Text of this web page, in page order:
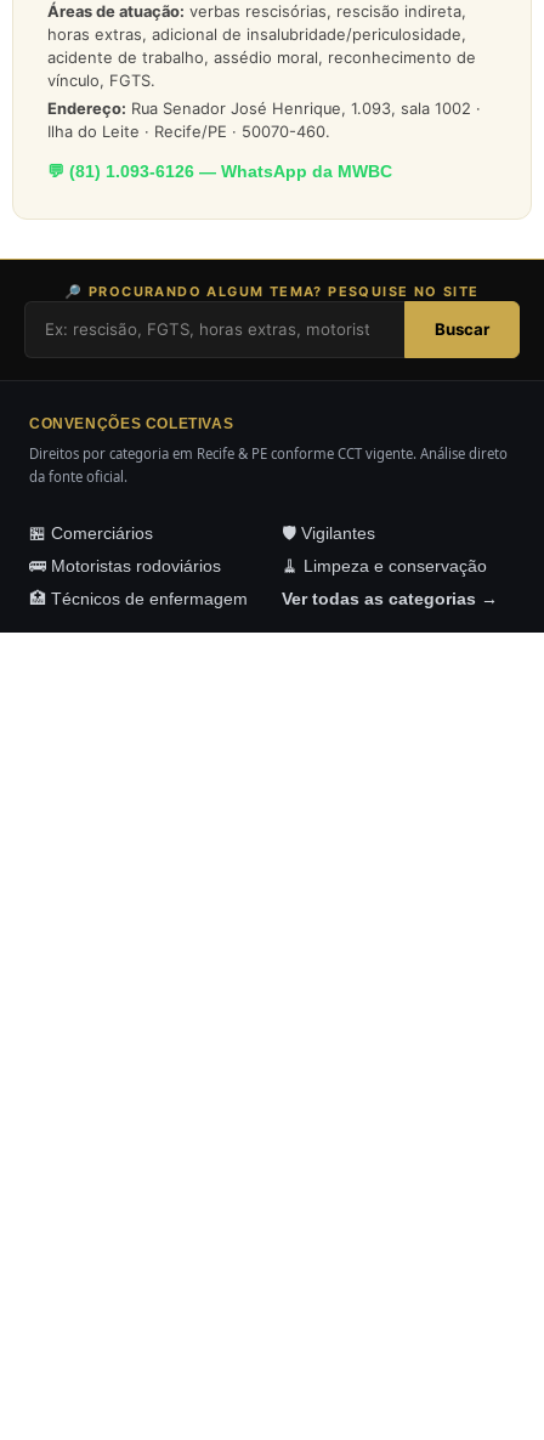
Áreas de atuação: verbas rescisórias, rescisão indireta,
horas extras, adicional de insalubridade/periculosidade,
acidente de trabalho, assédio moral, reconhecimento de
vínculo, FGTS.
Endereço: Rua Senador José Henrique, 1.093, sala 1002 ·
Ilha do Leite · Recife/PE · 50070-460.
💬 (81) 1.093-6126 — WhatsApp da MWBC
🔎 PROCURANDO ALGUM TEMA? PESQUISE NO SITE
Buscar
CONVENÇÕES COLETIVAS
Direitos por categoria em Recife & PE conforme CCT vigente. Análise direto
da fonte oficial.
🏪 Comerciários
🛡️ Vigilantes
🚌 Motoristas rodoviários
🧹 Limpeza e conservação
🏥 Técnicos de enfermagem
Ver todas as categorias →